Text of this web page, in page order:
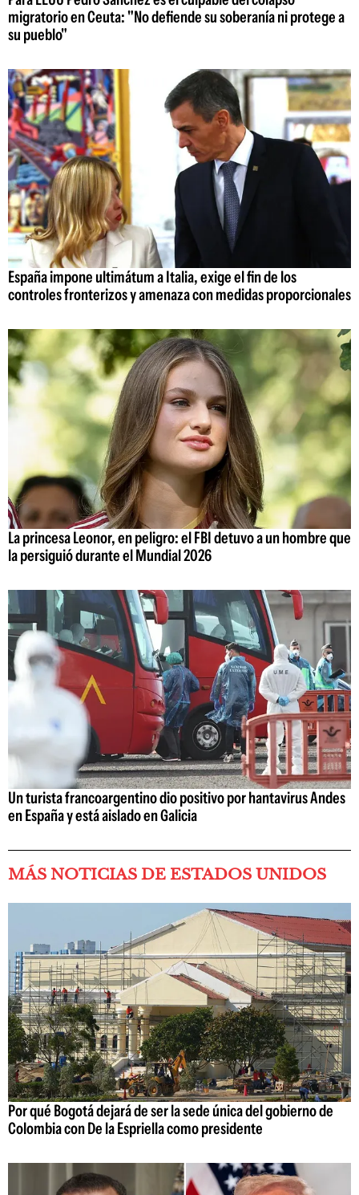
migratorio en Ceuta: "No defiende su soberanía ni protege a
su pueblo"
España impone ultimátum a Italia, exige el fin de los
controles fronterizos y amenaza con medidas proporcionales
La princesa Leonor, en peligro: el FBI detuvo a un hombre que
la persiguió durante el Mundial 2026
Un turista francoargentino dio positivo por hantavirus Andes
en España y está aislado en Galicia
MÁS NOTICIAS DE ESTADOS UNIDOS
Por qué Bogotá dejará de ser la sede única del gobierno de
Colombia con De la Espriella como presidente